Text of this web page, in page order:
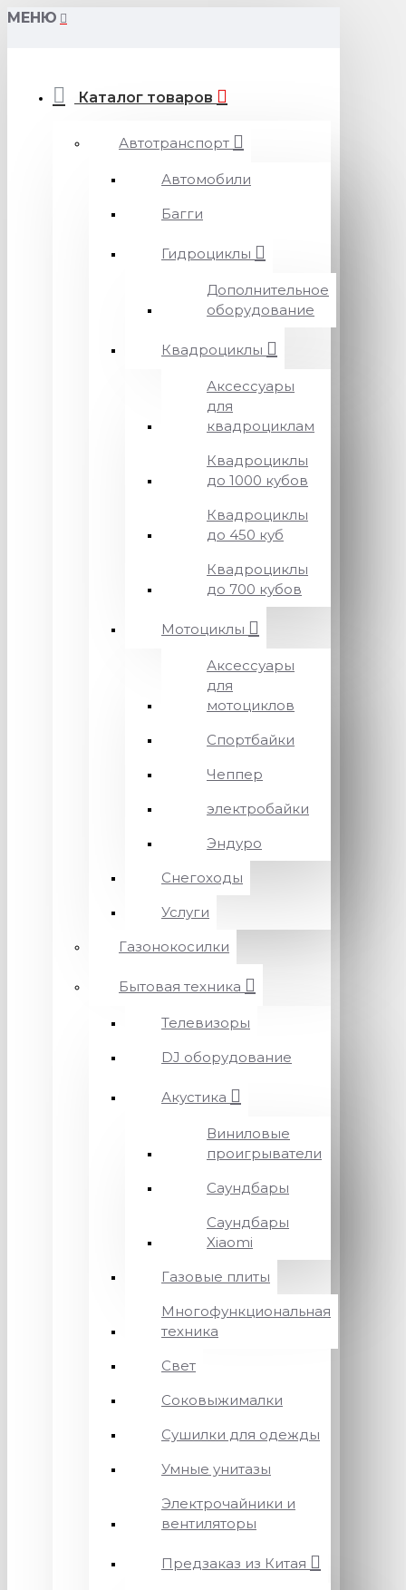
МЕНЮ
Каталог товаров
Автотранспорт
Автомобили
Багги
Гидроциклы
Дополнительное
оборудование
Квадроциклы
Аксессуары
для
квадроциклам
Квадроциклы
до 1000 кубов
Квадроциклы
до 450 куб
Квадроциклы
до 700 кубов
Мотоциклы
Аксессуары
для
мотоциклов
Спортбайки
Чеппер
электробайки
Эндуро
Снегоходы
Услуги
Газонокосилки
Бытовая техника
Телевизоры
DJ оборудование
Акустика
Виниловые
проигрыватели
Саундбары
Саундбары
Xiaomi
Газовые плиты
Многофункциональная
техника
Свет
Соковыжималки
Сушилки для одежды
Умные унитазы
Электрочайники и
вентиляторы
Предзаказ из Китая